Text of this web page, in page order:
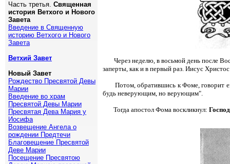
Через неделю, в восьмой день после
заперты, как и в первый раз. Иисус
Потом, обратившись к Фоме, говорит
будь неверующим, но верующим".
Тогда апостол Фома воскликнул:
Часть третья. Священная
история Ветхого и Нового
Завета
Введение в Священную
историю Ветхого и Нового
Завета
Ветхий Завет
Новый Завет
Рождество Пресвятой Девы
Марии
Введение во храм
Пресвятой Девы Марии
Пресвятая Дева Мария у
Иосифа
Возвещение Ангела о
рождении Предтечи
Благовещение Пресвятой
Деве Марии
Посещение Пресвятою